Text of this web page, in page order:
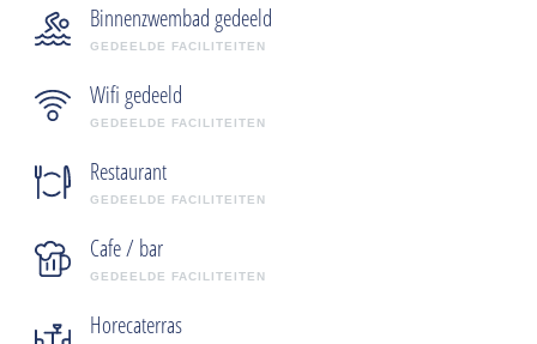
Binnenzwembad gedeeld
GEDEELDE FACILITEITEN
Wifi gedeeld
GEDEELDE FACILITEITEN
Restaurant
GEDEELDE FACILITEITEN
Cafe / bar
GEDEELDE FACILITEITEN
Horecaterras